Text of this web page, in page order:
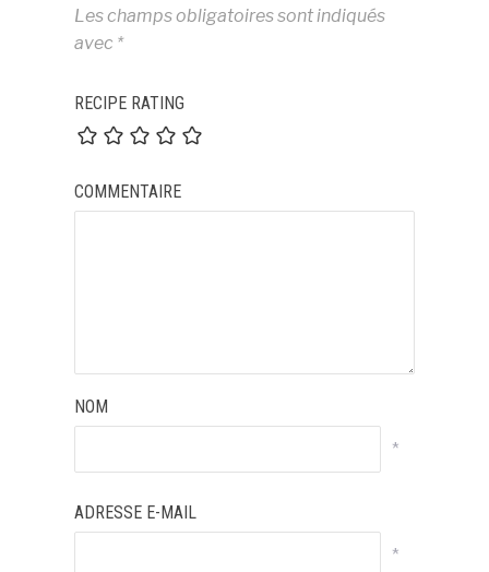
Les champs obligatoires sont indiqués
avec *
RECIPE RATING
COMMENTAIRE
NOM
*
ADRESSE E-MAIL
*